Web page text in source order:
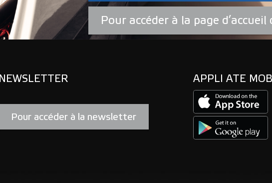
Pour accéder à la page d’accueil
NEWSLETTER
Pour accéder à la newsletter
APPLI ATE